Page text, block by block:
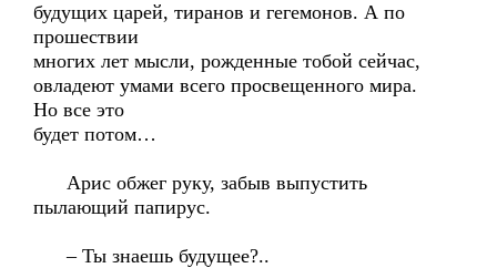
будущих царей, тиранов и гегемонов. А по
прошествии
многих лет мысли, рожденные тобой сейчас,
овладеют умами всего просвещенного мира.
Но все это
будет потом…
Арис обжег руку, забыв выпустить
пылающий папирус.
– Ты знаешь будущее?..